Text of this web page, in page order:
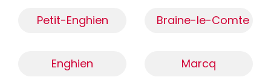
Petit-Enghien Braine-le-Comte
Enghien Marcq